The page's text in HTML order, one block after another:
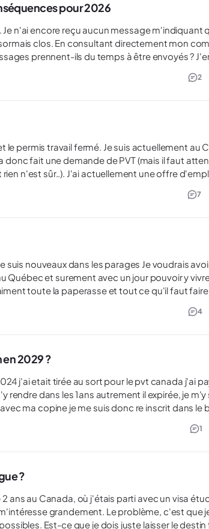
pour 2026
n'ai encore reçu aucun message m'indiquant
clos. En consultant directement mon
ils du temps à être envoyés ? J'envisage une
pas être empêchée à cause d'une non mise
2
donc fait une demande de PVT (mais il faut
offre d'emploi pour elle
pour qu'elle obtienne un permis travail fermé
7
Québec et surement avec un jour pouvoir y
toute la paperasse et tout ce qu'il faut
je chante depuis que je suis petit un peu
Mais voilà est ce que quelqu'un
pouvoir avoir un PVT?
4
en 2029 ?
j'ai etait tirée au sort pour le pvt canada j'ai
dans les 1ans autrement il expirée, je m'y
ma copine je me suis donc re inscrit dans le
ce qui m'intrigue c'est que je me suis pas rendu
à tous pour vos réponses
1
?
destin faire les